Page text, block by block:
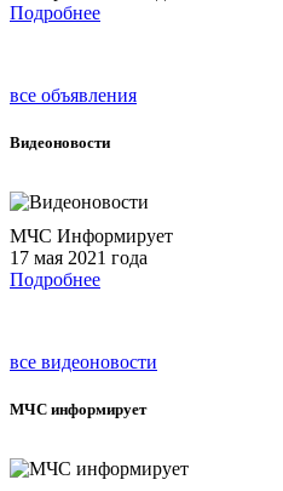
Подробнее
все объявления
Видеоновости
МЧС Информирует
17 мая 2021 года
Подробнее
все видеоновости
МЧС информирует